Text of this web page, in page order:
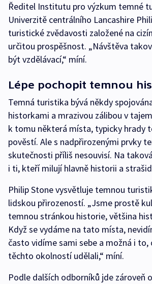
Ředitel Institutu pro výzkum temné
Univerzitě centrálního Lancashire
turistické zvědavosti založené na
určitou prospěšnost. „Návštěva
být vzdělávací,“ míní.
Lépe pochopit temnou
Temná turistika bývá někdy
historkami a mrazivou zálibou v
k tomu některá místa, typicky hrady
pověstí. Ale s nadpřirozenými prvky
skutečnosti příliš nesouvisí. Na
i ti, kteří milují hlavně historii a
Philip Stone vysvětluje temnou
lidskou přirozeností. „Jsme prostě
temnou stránkou historie, většina
Když se vydáme na tato místa,
často vidíme sami sebe a možná i to,
těchto okolností udělali,“ míní.
Podle dalších odborníků jde zároveň